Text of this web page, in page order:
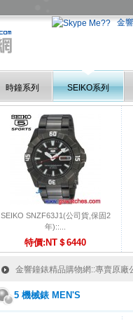
金
時鐘系列 SEIKO系列
SEIKO SNZF63J1(公司貨,保固2
年)::...
特價:NT＄6440
金響鐘錶精品購物網::專賣原廠
5 機械錶 MEN'S